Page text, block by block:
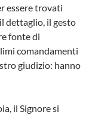
essere trovati
dettaglio, il gesto
fonte di
comandamenti
giudizio: hanno
il Signore si